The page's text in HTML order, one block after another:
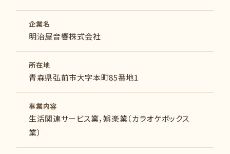
企業名
明治屋音響株式会社
所在地
青森県弘前市大字本町85番地1
事業内容
生活関連サービス業，娯楽業（カラオケボックス
業）